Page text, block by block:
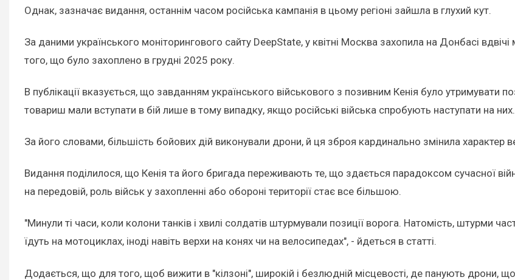
Однак, зазначає видання, останнім часом російська кампанія в цьому регіоні зайшла в глухий кут.
За даними українського моніторингового сайту DeepState, у квітні Москва захопила на Донбасі
того, що було захоплено в грудні 2025 року.
В публікації вказується, що завданням українського військового з позивним Кенія було утримувати
товариш мали вступати в бій лише в тому випадку, якщо російські війська спробують наступати на них.
За його словами, більшість бойових дій виконували дрони, й ця зброя кардинально змінила характер
Видання поділилося, що Кенія та його бригада переживають те, що здається парадоксом сучасної
на передовій, роль військ у захопленні або обороні території стає все більшою.
"Минули ті часи, коли колони танків і хвилі солдатів штурмували позиції ворога. Натомість, штурми
їдуть на мотоциклах, іноді навіть верхи на конях чи на велосипедах", - йдеться в статті.
Додається, що для того, щоб вижити в "кілзоні", широкій і безлюдній місцевості, де панують дрони,